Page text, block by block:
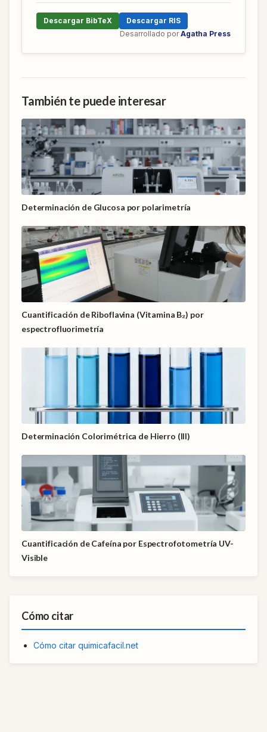
Descargar BibTeX
Descargar RIS
Desarrollado por Agatha Press
También te puede interesar
Determinación de Glucosa por polarimetría
Cuantificación de Riboflavina (Vitamina B₂) por
espectrofluorimetría
Determinación Colorimétrica de Hierro (III)
Cuantificación de Cafeína por Espectrofotometría UV-
Visible
Cómo citar
Cómo citar quimicafacil.net